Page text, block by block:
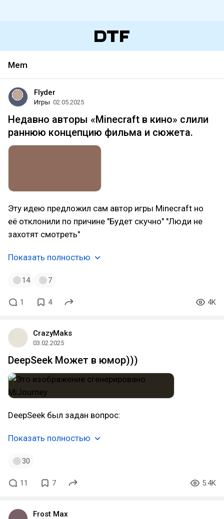
Mem
Flyder
Игры 02.05.2025
Недавно авторы «Minecraft в кино» слили
раннюю концепцию фильма и сюжета.
Эту идею предложил сам автор игры Minecraft но
её отклонили по причине "Будет скучно" "Люди не
захотят смотреть"
Показать полностью
14 7
1 4 4K
CrazyMaks
03.02.2025
DeepSeek Может в юмор)))
DeepSeek был задан вопрос:
Показать полностью
30
11 7 5.4K
Frost Max